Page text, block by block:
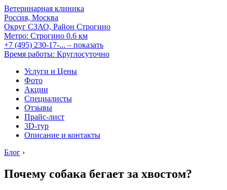
Ветеринарная клиника
Россия, Москва
Округ СЗАО, Район Строгино
Метро: Строгино 0.6 км
+7 (495) 230-17-... – показать
Время работы: Круглосуточно
Услуги и Цены
Фото
Акции
Специалисты
Отзывы
Прайс-лист
3D-тур
Описание и контакты
Блог ›
Почему собака бегает за хвостом?